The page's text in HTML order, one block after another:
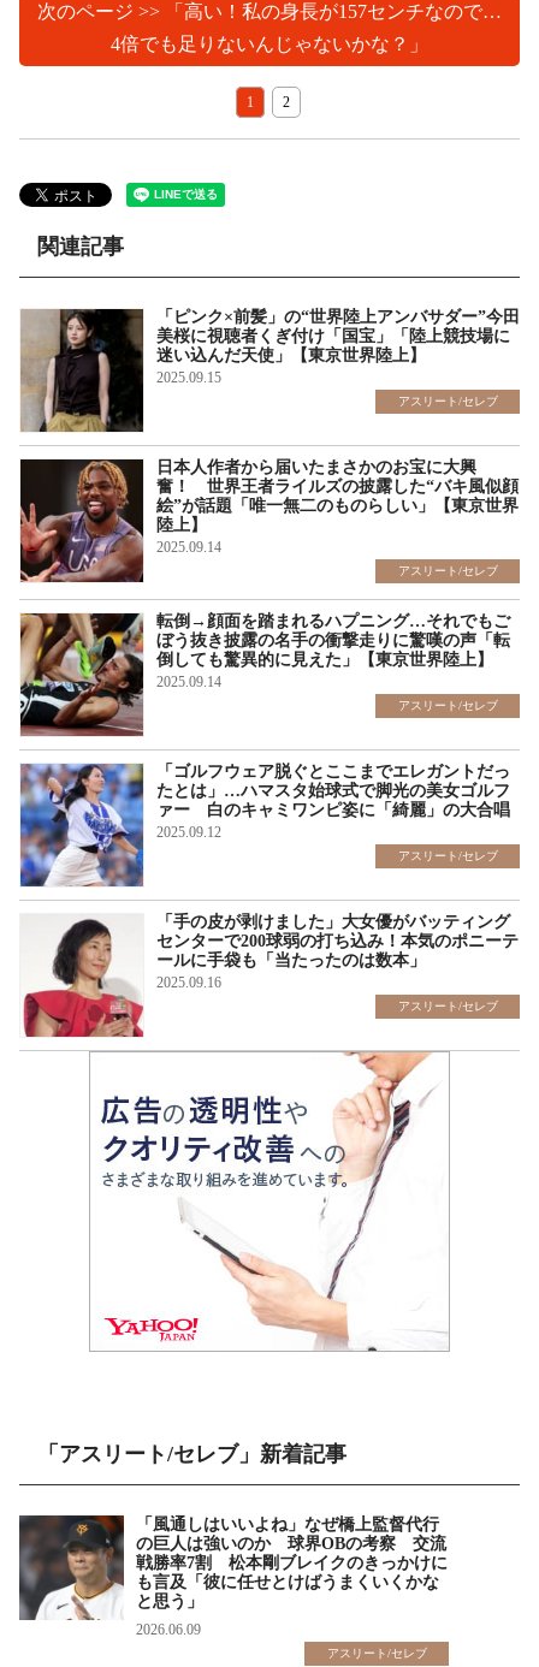
次のページ >> 「高い！私の身長が157センチなので…
4倍でも足りないんじゃないかな？」
1 2
関連記事
「ピンク×前髪」の“世界陸上アンバサダー”今田
美桜に視聴者くぎ付け「国宝」「陸上競技場に
迷い込んだ天使」【東京世界陸上】
2025.09.15
アスリート/セレブ
日本人作者から届いたまさかのお宝に大興
奮！ 世界王者ライルズの披露した“バキ風似顔
絵”が話題「唯一無二のものらしい」【東京世界
陸上】
2025.09.14
アスリート/セレブ
転倒→顔面を踏まれるハプニング…それでもご
ぼう抜き披露の名手の衝撃走りに驚嘆の声「転
倒しても驚異的に見えた」【東京世界陸上】
2025.09.14
アスリート/セレブ
「ゴルフウェア脱ぐとここまでエレガントだっ
たとは」…ハマスタ始球式で脚光の美女ゴルフ
ァー 白のキャミワンピ姿に「綺麗」の大合唱
2025.09.12
アスリート/セレブ
「手の皮が剥けました」大女優がバッティング
センターで200球弱の打ち込み！本気のポニーテ
ールに手袋も「当たったのは数本」
2025.09.16
アスリート/セレブ
「アスリート/セレブ」新着記事
「風通しはいいよね」なぜ橋上監督代行
の巨人は強いのか 球界OBの考察 交流
戦勝率7割 松本剛ブレイクのきっかけに
も言及「彼に任せとけばうまくいくかな
と思う」
2026.06.09
アスリート/セレブ